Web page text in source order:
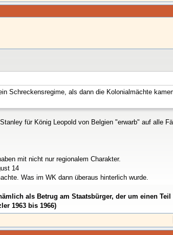
Schreckensregime, als dann die Kolonialmächte
für König Leopold von Belgien "erwarb" auf alle
mit nicht nur regionalem Charakter.
14
Was im WK dann überaus hinterlich wurde.
als Betrug am Staatsbürger, der um einen
1963 bis 1966)